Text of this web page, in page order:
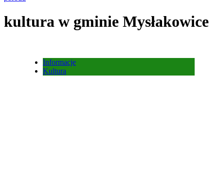
kultura w gminie Mysłakowice
Informacje
Kultura